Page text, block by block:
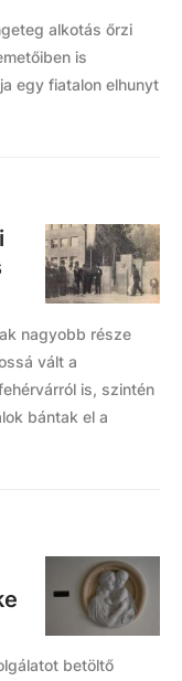
alkotás őrzi
is
egy fiatalon elhunyt
nagyobb része
vált a
is, szintén
bántak el a
betöltő